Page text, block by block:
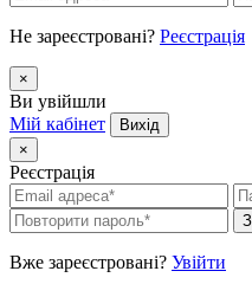
Не зареєстровані? Реєстрація
×
Ви увійшли
Мій кабінет
Вихід
×
Реєстрація
Вже зареєстровані? Увійти